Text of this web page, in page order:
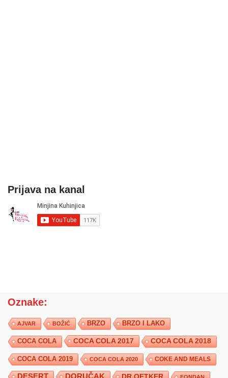
Prijava na kanal
Oznake:
AJVAR BOŽIĆ BRZO BRZO I LAKO
COCA COLA COCA COLA 2017 COCA COLA 2018
COCA COLA 2019 COCA COLA 2020 COKE AND MEALS